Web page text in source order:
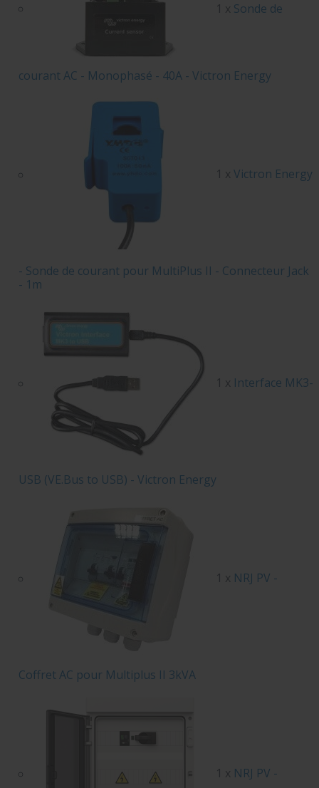
1 x Sonde de
courant AC - Monophasé - 40A - Victron Energy
1 x Victron Energy
- Sonde de courant pour MultiPlus II - Connecteur Jack
- 1m
1 x Interface MK3-
USB (VE.Bus to USB) - Victron Energy
1 x NRJ PV -
Coffret AC pour Multiplus II 3kVA
1 x NRJ PV -